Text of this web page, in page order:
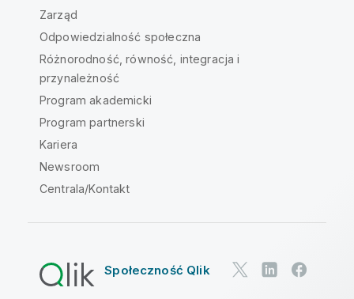
Zarząd
Odpowiedzialność społeczna
Różnorodność, równość, integracja i
przynależność
Program akademicki
Program partnerski
Kariera
Newsroom
Centrala/Kontakt
Społeczność Qlik